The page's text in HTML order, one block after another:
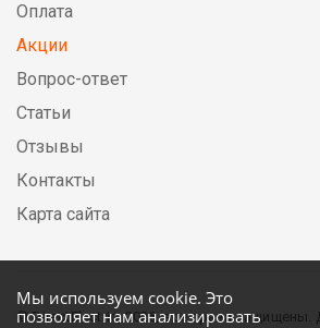
Мы используем cookie. Это
позволяет нам анализировать
Оплата
Акции
Вопрос-ответ
Статьи
Отзывы
Контакты
Карта сайта
© DirectElectric, 2026, все права защищены.